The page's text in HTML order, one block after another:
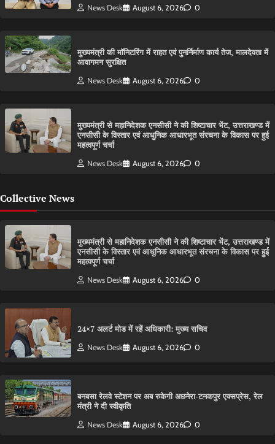
News Desk August 6, 2026 0
मुख्यमंत्री की मॉनिटरिंग में राहत एवं पुनर्निर्माण कार्य तेज, मालदेवता में
आवागमन सुरक्षित
News Desk August 6, 2026 0
मुख्यमंत्री से महानिदेशक एनसीसी ने की शिष्टाचार भेंट, उत्तराखण्ड में
एनसीसी के विस्तार एवं आधुनिक आधारभूत संरचना के विकास पर हुई
महत्वपूर्ण चर्चा
News Desk August 6, 2026 0
Collective News
मुख्यमंत्री से महानिदेशक एनसीसी ने की शिष्टाचार भेंट, उत्तराखण्ड में
एनसीसी के विस्तार एवं आधुनिक आधारभूत संरचना के विकास पर हुई
महत्वपूर्ण चर्चा
News Desk August 6, 2026 0
24×7 अलर्ट मोड में रहें अधिकारी: मुख्य सचिव
News Desk August 6, 2026 0
बनबसा रेलवे स्टेशन पर अब रुकेगी अछनेरा-टनकपुर एक्सप्रेस, रेल
मंत्री ने दी स्वीकृति
News Desk August 6, 2026 0